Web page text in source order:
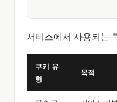
서비스에서 사용되는
쿠키 유
형
목적